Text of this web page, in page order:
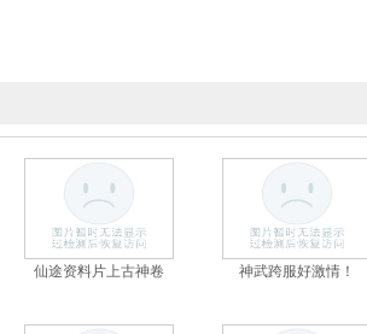
仙途资料片上古神卷 神武跨服好激情！